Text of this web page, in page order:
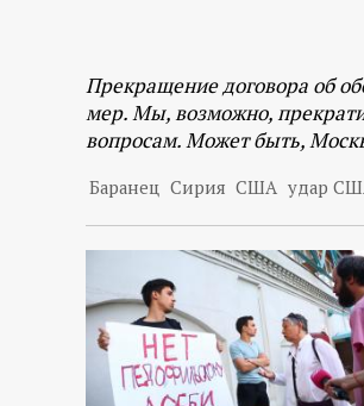
Прекращение договора об
мер. Мы, возможно,
вопросам. Может быть,
Баранец Сирия США удар